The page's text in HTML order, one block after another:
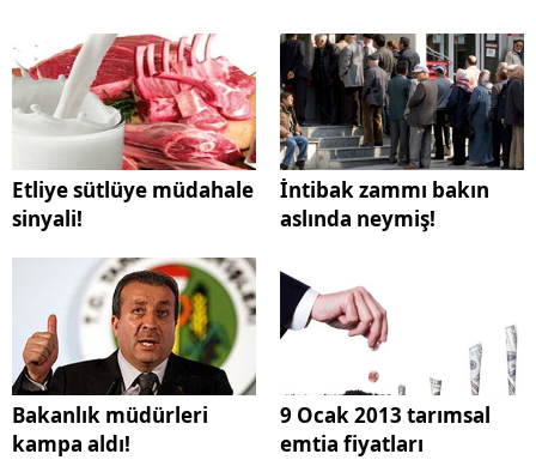
Etliye sütlüye müdahale
sinyali!
İntibak zammı bakın
aslında neymiş!
Bakanlık müdürleri
kampa aldı!
9 Ocak 2013 tarımsal
emtia fiyatları